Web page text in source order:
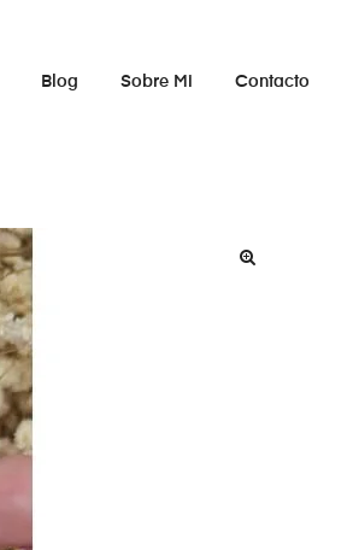
Blog Sobre Mi Contacto